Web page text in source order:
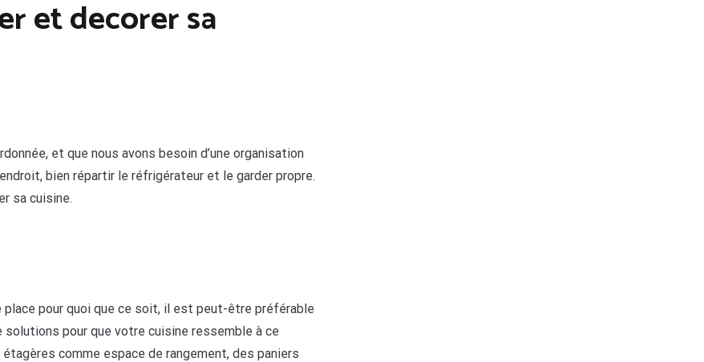
et decorer sa
et que nous avons besoin d’une organisation
bien répartir le réfrigérateur et le garder propre.
sa cuisine.
pour quoi que ce soit, il est peut-être préférable
pour que votre cuisine ressemble à ce
comme espace de rangement, des paniers